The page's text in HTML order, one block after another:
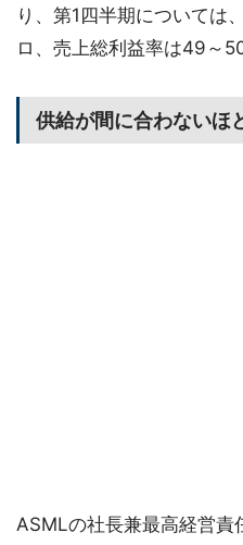
り、第1四半期については
ロ、売上総利益率は49～
供給が間に合わないほ
ASMLの社長兼最高経営